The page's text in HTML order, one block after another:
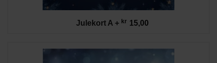
Julekort A + kr 15,00